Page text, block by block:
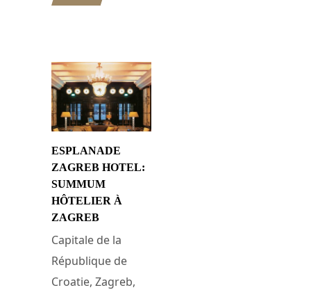
ESPLANADE
ZAGREB HOTEL:
SUMMUM
HÔTELIER À
ZAGREB
Capitale de la
République de
Croatie, Zagreb,